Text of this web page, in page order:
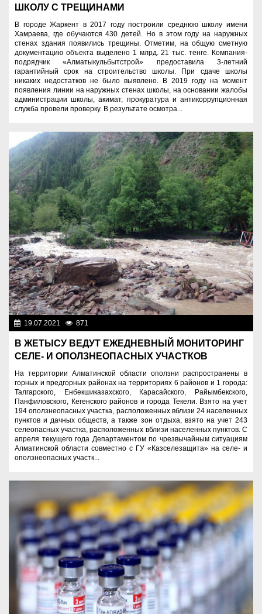
ШКОЛУ С ТРЕЩИНАМИ
В городе Жаркент в 2017 году построили среднюю школу имени
Хамраева, где обучаются 430 детей. Но в этом году на наружных
стенах здания появились трещины. Отметим, на общую сметную
документацию объекта выделено 1 млрд. 21 тыс. тенге. Компания-
подрядчик «Алматыкульбытстрой» предоставила 3-летний
гарантийный срок на строительство школы. При сдаче школы
никаких недостатков не было выявлено. В 2019 году на момент
появления линии на наружных стенах школы, на основании жалобы
администрации школы, акимат, прокуратура и антикоррупционная
служба провели проверку. В результате осмотра...
19.07.2021 871
В ЖЕТЫСУ ВЕДУТ ЕЖЕДНЕВНЫЙ МОНИТОРИНГ
СЕЛЕ- И ОПОЛЗНЕОПАСНЫХ УЧАСТКОВ
На территории Алматинской области оползни распространены в
горных и предгорных районах на территориях 6 районов и 1 города:
Талгарского, Енбекшиказахского, Карасайского, Райымбекского,
Панфиловского, Кегенского районов и города Текели. Взято на учет
194 оползнеопасных участка, расположенных вблизи 24 населенных
пунктов и дачных обществ, а также зон отдыха, взято на учет 243
селеопасных участка, расположенных вблизи населенных пунктов. С
апреля текущего года Департаментом по чрезвычайным ситуациям
Алматинской области совместно с ГУ «Казселезащита» на селе- и
оползнеопасных участк...